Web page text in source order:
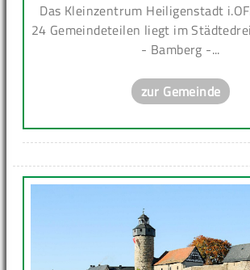
Das Kleinzentrum Heiligenstadt
24 Gemeindeteilen liegt im
- Bamberg -...
zur Gemeinde